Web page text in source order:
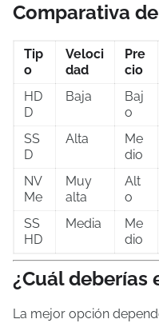
Comparativa
Tip
o
Veloci
dad
Pre
cio
HD
D
Baja
Baj
o
SS
D
Alta
Me
dio
NV
Me
Muy
alta
Alt
o
SS
HD
Media
Me
dio
¿Cuál deberías
La mejor opción